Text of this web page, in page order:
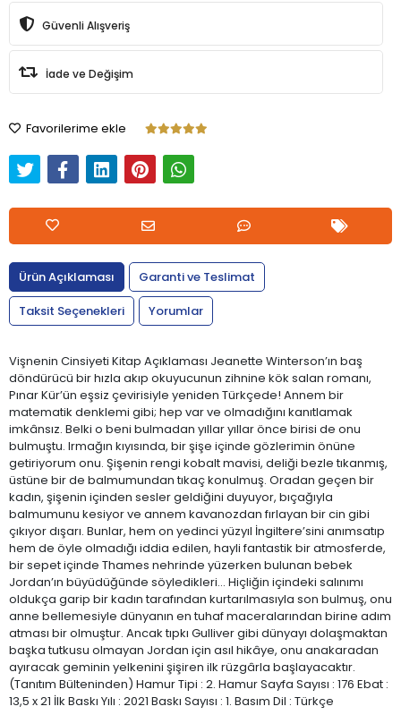
Güvenli Alışveriş
İade ve Değişim
Favorilerime ekle
Ürün Açıklaması
Garanti ve Teslimat
Taksit Seçenekleri
Yorumlar
Vişnenin Cinsiyeti Kitap Açıklaması Jeanette Winterson’ın baş
döndürücü bir hızla akıp okuyucunun zihnine kök salan romanı,
Pınar Kür’ün eşsiz çevirisiyle yeniden Türkçede! Annem bir
matematik denklemi gibi; hep var ve olmadığını kanıtlamak
imkânsız. Belki o beni bulmadan yıllar yıllar önce birisi de onu
bulmuştu. Irmağın kıyısında, bir şişe içinde gözlerimin önüne
getiriyorum onu. Şişenin rengi kobalt mavisi, deliği bezle tıkanmış,
üstüne bir de balmumundan tıkaç konulmuş. Oradan geçen bir
kadın, şişenin içinden sesler geldiğini duyuyor, bıçağıyla
balmumunu kesiyor ve annem kavanozdan fırlayan bir cin gibi
çıkıyor dışarı. Bunlar, hem on yedinci yüzyıl İngiltere’sini anımsatıp
hem de öyle olmadığı iddia edilen, hayli fantastik bir atmosferde,
bir sepet içinde Thames nehrinde yüzerken bulunan bebek
Jordan’ın büyüdüğünde söyledikleri... Hiçliğin içindeki salınımı
oldukça garip bir kadın tarafından kurtarılmasıyla son bulmuş, onu
anne bellemesiyle dünyanın en tuhaf maceralarından birine adım
atması bir olmuştur. Ancak tıpkı Gulliver gibi dünyayı dolaşmaktan
başka tutkusu olmayan Jordan için asıl hikâye, onu anakaradan
ayıracak geminin yelkenini şişiren ilk rüzgârla başlayacaktır.
(Tanıtım Bülteninden) Hamur Tipi : 2. Hamur Sayfa Sayısı : 176 Ebat :
13,5 x 21 İlk Baskı Yılı : 2021 Baskı Sayısı : 1. Basım Dil : Türkçe